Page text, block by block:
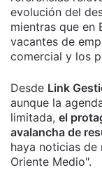
evolución del
mientras que en
vacantes de
comercial y los
Desde Link
aunque la
limitada, el
avalancha de
haya noticias
Oriente Medio".